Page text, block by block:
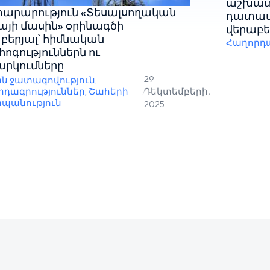
«Տեսալսողական
մասին» օրինագծի
հիմնական
ու
ջատագովություն,
, Շահերի
/
29
Դեկտեմբերի,
2025